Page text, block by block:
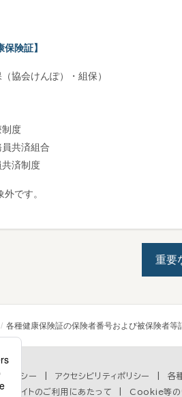
保険証】
協会けんぽ）・組保）
制度
共済組合
済制度
です。
重要
各種健康保険証の保険者番号および被保険者等
ポリシー アクセシビリティポリシー
各
ブサイトのご利用にあたって Cookie等の